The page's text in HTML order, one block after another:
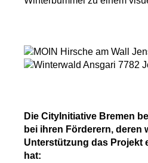
Die CityInitiative Bremen
bei ihren Förderern, deren
Unterstützung das Projekt
hat: